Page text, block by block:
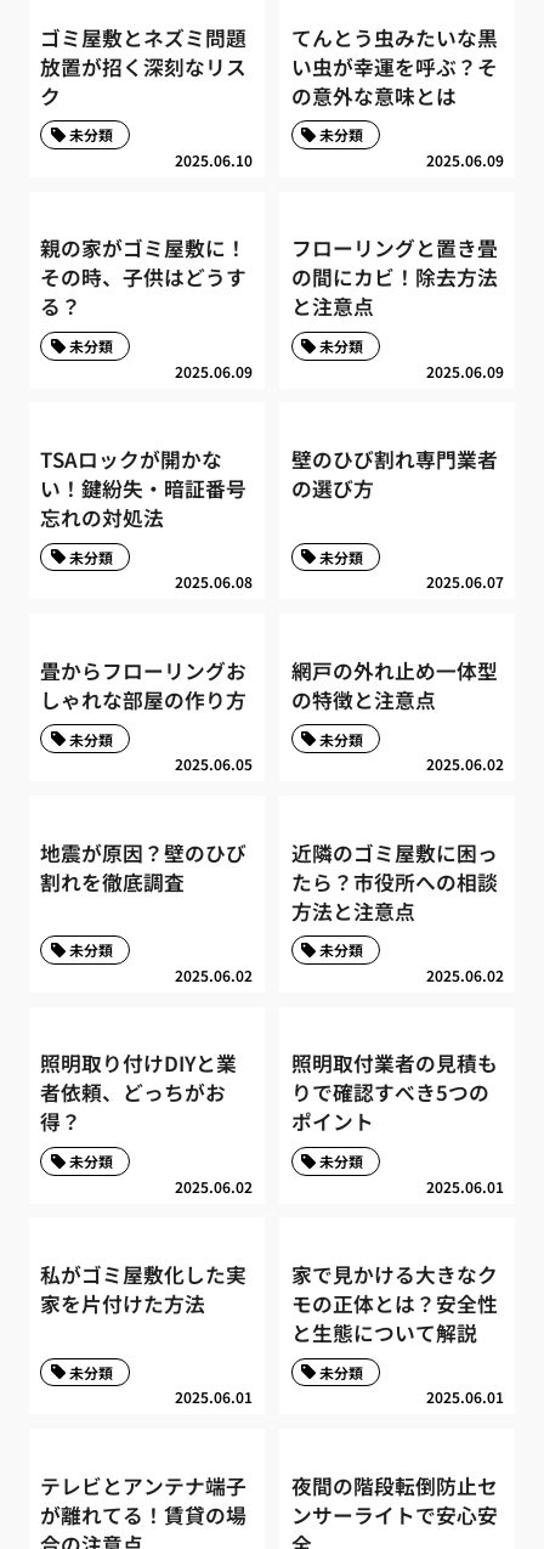
ゴミ屋敷とネズミ問題
放置が招く深刻なリス
ク
2025.06.10
未分類
てんとう虫みたいな黒
い虫が幸運を呼ぶ？そ
の意外な意味とは
2025.06.09
未分類
親の家がゴミ屋敷に！
その時、子供はどうす
る？
2025.06.09
未分類
フローリングと置き畳
の間にカビ！除去方法
と注意点
2025.06.09
未分類
TSAロックが開かな
い！鍵紛失・暗証番号
忘れの対処法
2025.06.08
未分類
壁のひび割れ専門業者
の選び方
2025.06.07
未分類
畳からフローリングお
しゃれな部屋の作り方
2025.06.05
未分類
網戸の外れ止め一体型
の特徴と注意点
2025.06.02
未分類
地震が原因？壁のひび
割れを徹底調査
2025.06.02
未分類
近隣のゴミ屋敷に困っ
たら？市役所への相談
方法と注意点
2025.06.02
未分類
照明取り付けDIYと業
者依頼、どっちがお
得？
2025.06.02
未分類
照明取付業者の見積も
りで確認すべき5つの
ポイント
2025.06.01
未分類
私がゴミ屋敷化した実
家を片付けた方法
2025.06.01
未分類
家で見かける大きなク
モの正体とは？安全性
と生態について解説
2025.06.01
未分類
テレビとアンテナ端子
が離れてる！賃貸の場
夜間の階段転倒防止セ
ンサーライトで安心安